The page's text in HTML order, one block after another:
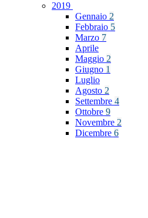
2019
Gennaio 2
Febbraio 5
Marzo 7
Aprile
Maggio 2
Giugno 1
Luglio
Agosto 2
Settembre 4
Ottobre 9
Novembre 2
Dicembre 6